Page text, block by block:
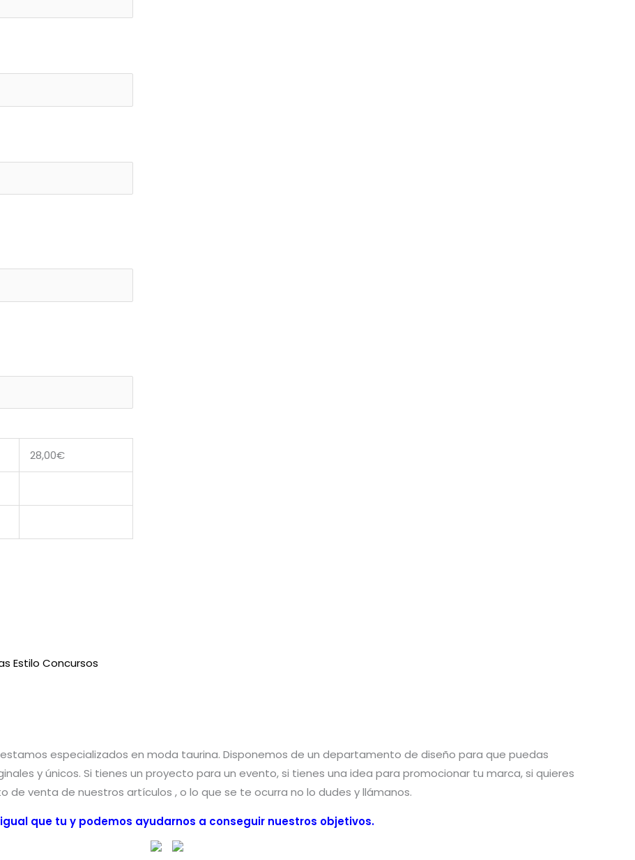
28,00€
Estilo Concursos
especializados en moda taurina. Disponemos de un departamento de diseño para que puedas
y únicos. Si tienes un proyecto para un evento, si tienes una idea para promocionar tu marca, si quieres
de venta de nuestros artículos , o lo que se te ocurra no lo dudes y llámanos.
que tu y podemos ayudarnos a conseguir nuestros objetivos.